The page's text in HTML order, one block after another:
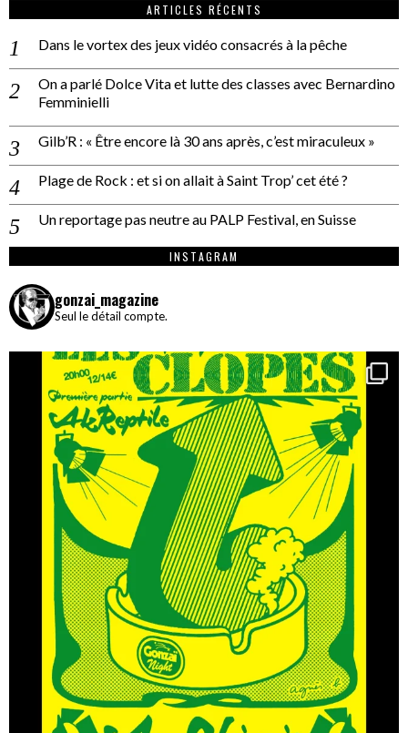
ARTICLES RÉCENTS
Dans le vortex des jeux vidéo consacrés à la pêche
On a parlé Dolce Vita et lutte des classes avec Bernardino
Femminielli
Gilb’R : « Être encore là 30 ans après, c’est miraculeux »
Plage de Rock : et si on allait à Saint Trop’ cet été ?
Un reportage pas neutre au PALP Festival, en Suisse
INSTAGRAM
gonzai_magazine
Seul le détail compte.